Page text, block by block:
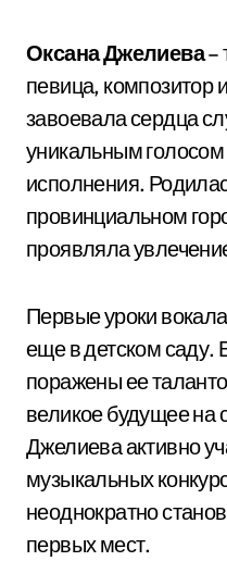
Оксана Джелиева–
певица, композитор
завоевала сердца
уникальным
исполнения.
провинциальном
проявляла
Первые уроки
еще в детском саду.
поражены ее
великое будущее на
Джелиева активно
музыкальных
неоднократно
первых мест.